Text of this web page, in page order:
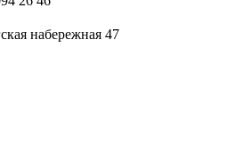
набережная 47